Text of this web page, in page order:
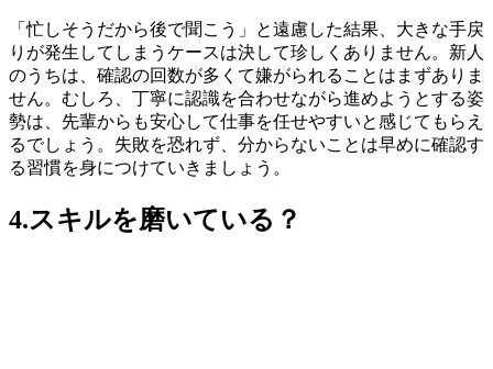
「忙しそうだから後で聞こう」と遠慮した結果、大きな手戻
りが発生してしまうケースは決して珍しくありません。新人
のうちは、確認の回数が多くて嫌がられることはまずありま
せん。むしろ、 丁寧に認識を合わせながら進めようとする姿
勢は、先輩からも安心して仕事を任せやすいと感じてもらえ
るでしょう。失敗を恐れず、分からないことは早めに確認す
る習慣を身につけていきましょう。
4.スキルを磨いている？